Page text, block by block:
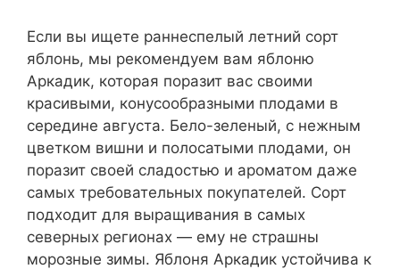
Если вы ищете раннеспелый летний сорт
яблонь, мы рекомендуем вам яблоню
Аркадик, которая поразит вас своими
красивыми, конусообразными плодами в
середине августа. Бело-зеленый, с нежным
цветком вишни и полосатыми плодами, он
поразит своей сладостью и ароматом даже
самых требовательных покупателей. Сорт
подходит для выращивания в самых
северных регионах — ему не страшны
морозные зимы. Яблоня Аркадик устойчива к